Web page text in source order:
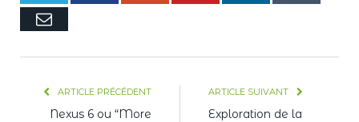
E-
ARTICLE PRÉCÉDENT
Nexus 6 ou “More
ARTICLE SUIVANT
Exploration de la